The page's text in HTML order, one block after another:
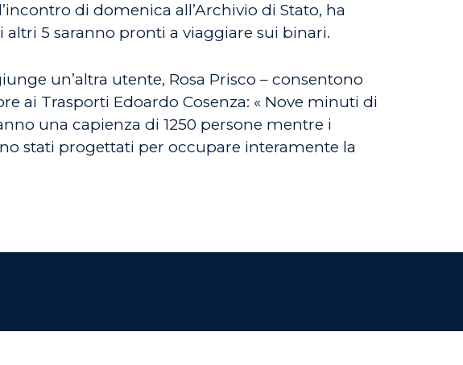
di domenica all’Archivio di Stato, ha
5 saranno pronti a viaggiare sui binari.
un’altra utente, Rosa Prisco – consentono
ai Trasporti Edoardo Cosenza: « Nove minuti di
una capienza di 1250 persone mentre i
stati progettati per occupare interamente la